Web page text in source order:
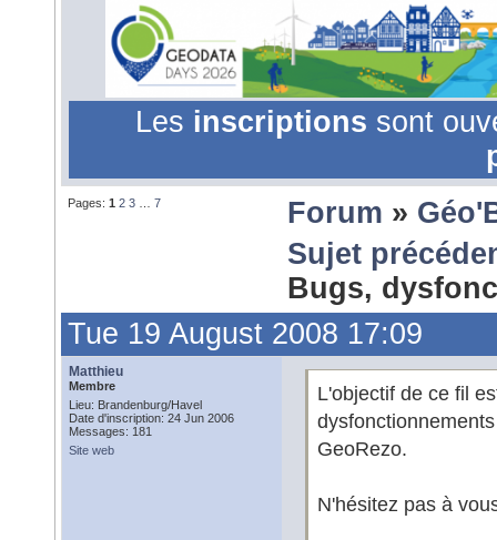
Les inscriptions sont
Pages: 1 2 3 7 Forum »
Sujet
Bugs,
Tue 19 August 2008 17:09
Matthieu
Membre
Lieu: Brandenburg/Havel
Date d'inscription: 24 Jun 2006
Messages: 181
Site web
L'objectif de ce fil
GeoRezo.
N'hésitez pas à